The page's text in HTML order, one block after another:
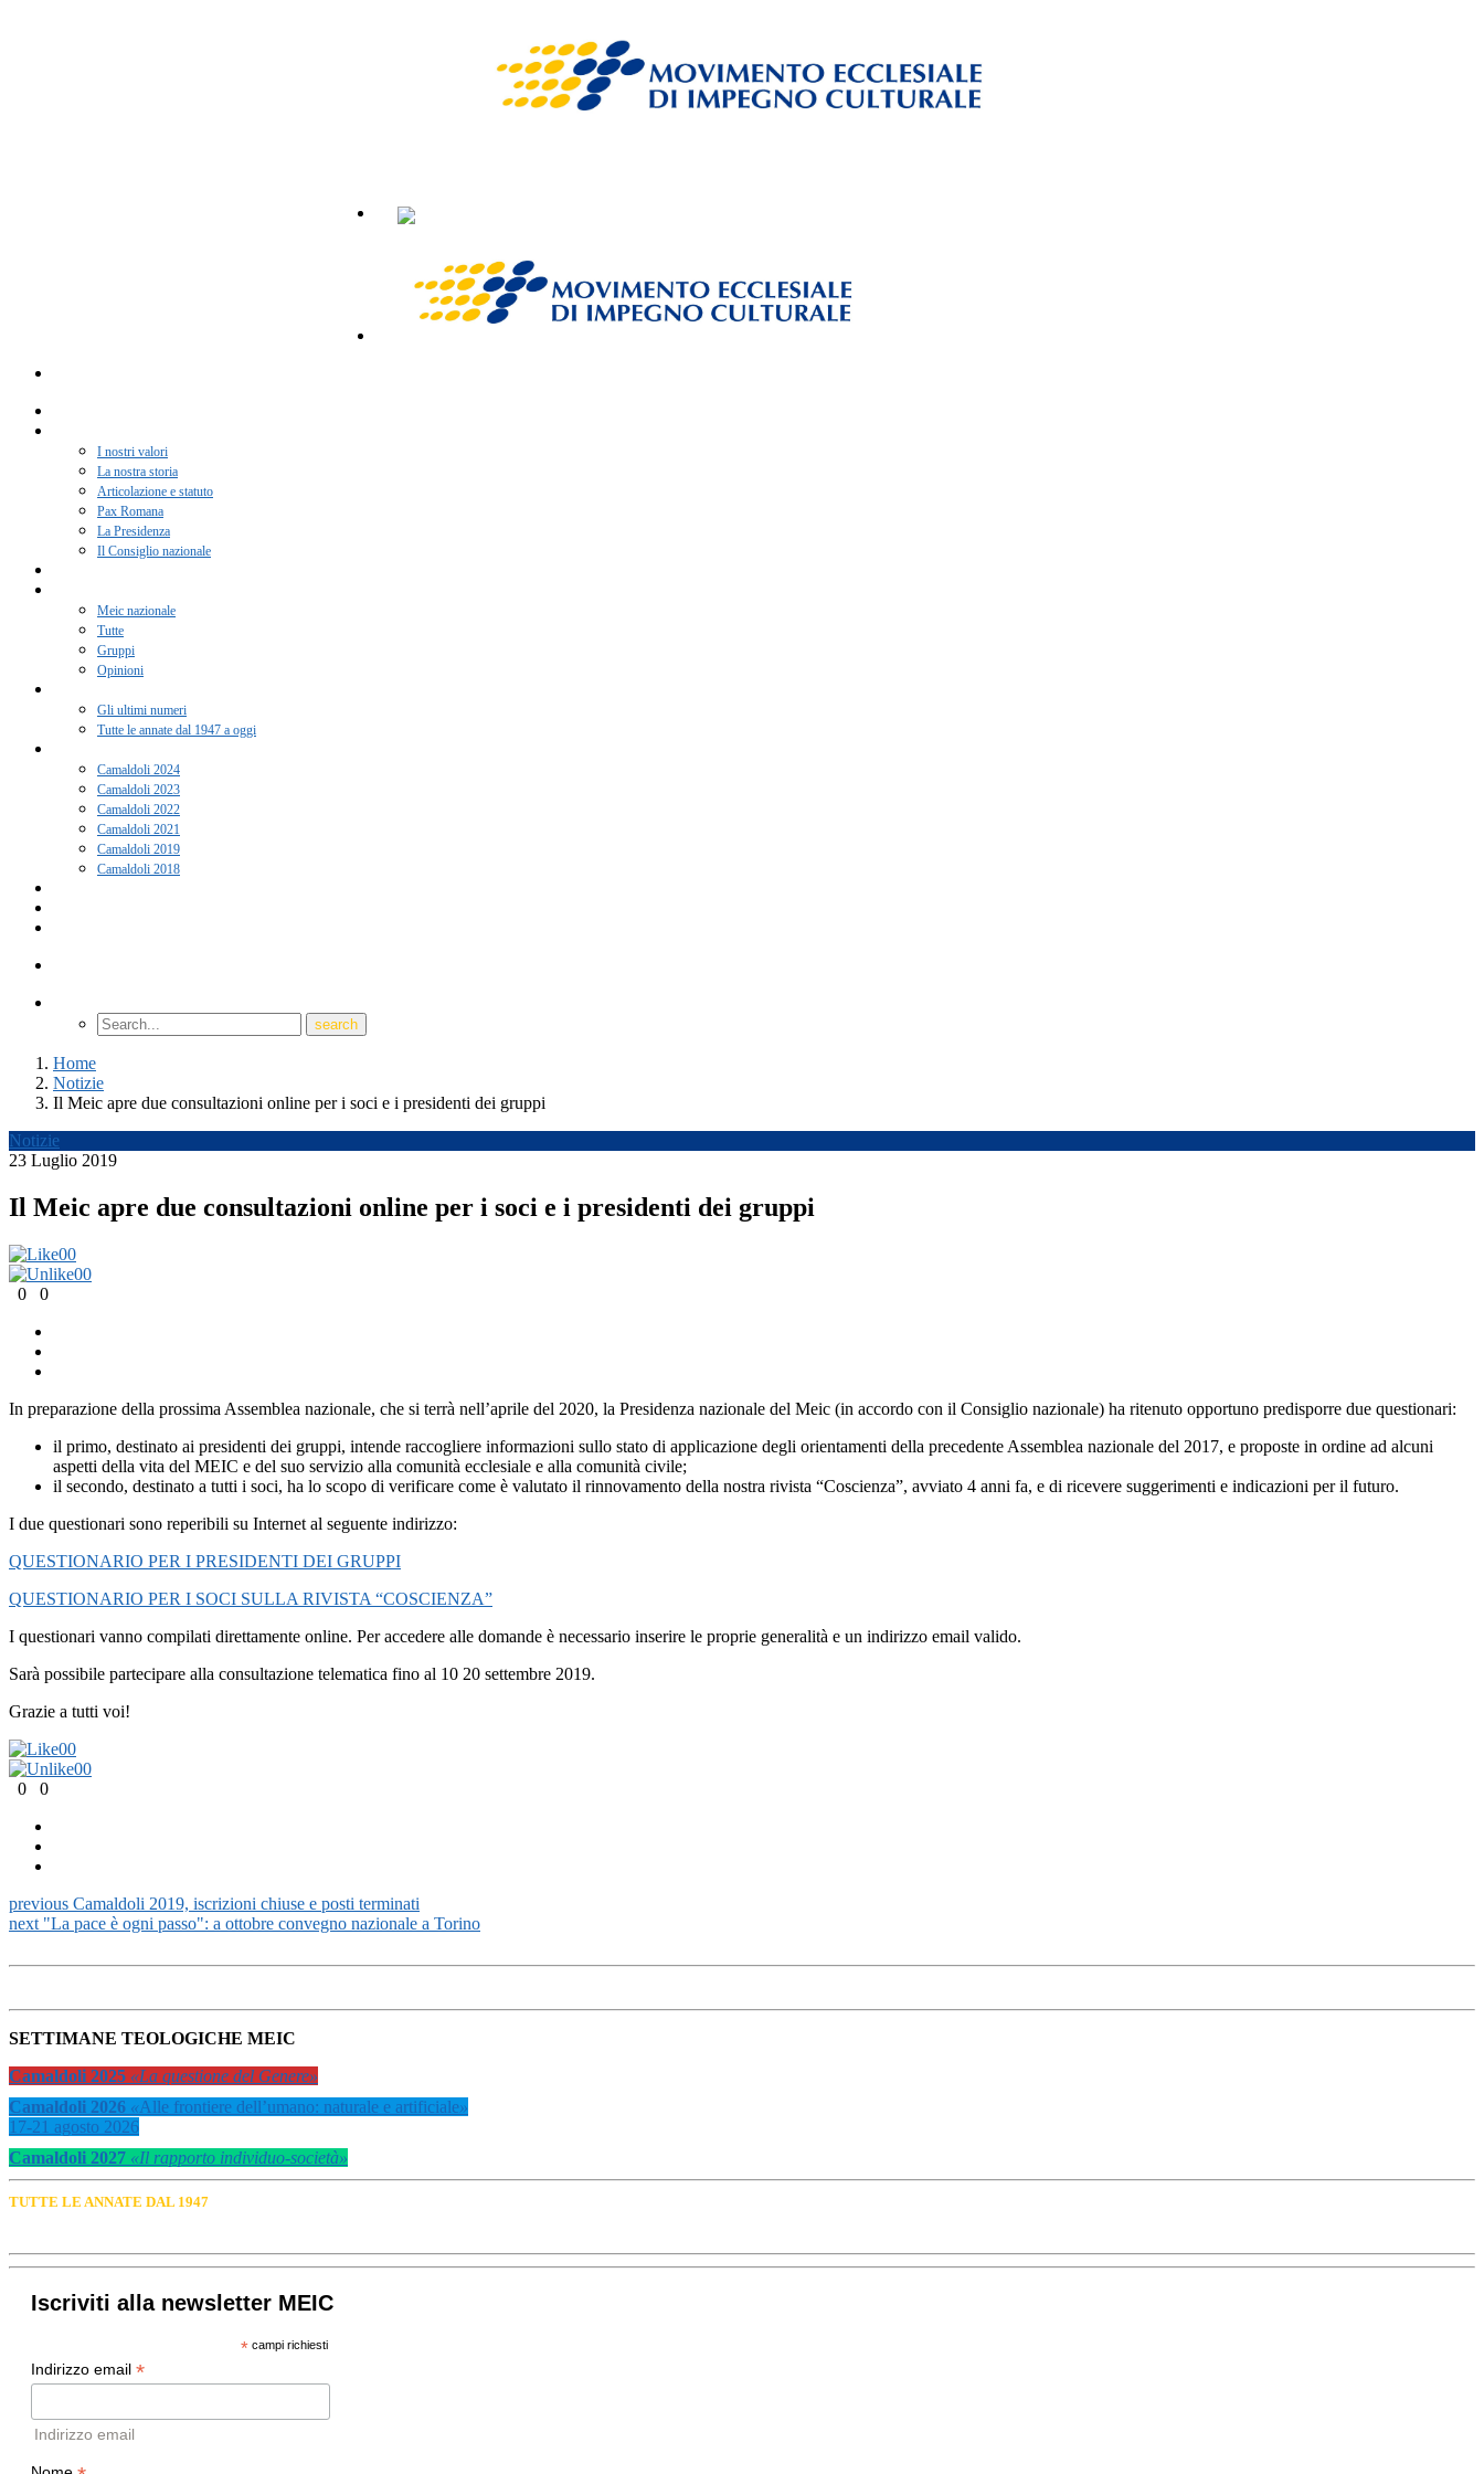
I nostri valori
La nostra storia
Articolazione e statuto
Pax Romana
La Presidenza
Il Consiglio nazionale
Meic nazionale
Tutte
Gruppi
Opinioni
Gli ultimi numeri
Tutte le annate dal 1947 a oggi
Camaldoli 2024
Camaldoli 2023
Camaldoli 2022
Camaldoli 2021
Camaldoli 2019
Camaldoli 2018
Home
Notizie
Il Meic apre due consultazioni online per i soci e i presidenti dei gruppi
Notizie
23 Luglio 2019
Il Meic apre due consultazioni online per i soci e i presidenti dei gruppi
00
00
0
0
In preparazione della prossima Assemblea nazionale, che si terrà nell’aprile del 2020, la Presidenza nazionale del Meic (in accordo con il Consiglio nazionale) ha ritenuto opportuno predisporre due questionari:
il primo, destinato ai presidenti dei gruppi, intende raccogliere informazioni sullo stato di applicazione degli orientamenti della precedente Assemblea nazionale del 2017, e proposte in ordine ad alcuni
aspetti della vita del MEIC e del suo servizio alla comunità ecclesiale e alla comunità civile;
il secondo, destinato a tutti i soci, ha lo scopo di verificare come è valutato il rinnovamento della nostra rivista “Coscienza”, avviato 4 anni fa, e di ricevere suggerimenti e indicazioni per il futuro.
I due questionari sono reperibili su Internet al seguente indirizzo:
QUESTIONARIO PER I PRESIDENTI DEI GRUPPI
QUESTIONARIO PER I SOCI SULLA RIVISTA “COSCIENZA”
I questionari vanno compilati direttamente online. Per accedere alle domande è necessario inserire le proprie generalità e un indirizzo email valido.
Sarà possibile partecipare alla consultazione telematica fino al 10 20 settembre 2019.
Grazie a tutti voi!
00
00
0
0
previous Camaldoli 2019, iscrizioni chiuse e posti terminati
next "La pace è ogni passo": a ottobre convegno nazionale a Torino
SETTIMANE TEOLOGICHE MEIC
Camaldoli 2025 «La questione del Genere»
Camaldoli 2026 «Alle frontiere dell’umano: naturale e artificiale»
17-21 agosto 2026
Camaldoli 2027 «Il rapporto individuo-società»
TUTTE LE ANNATE DAL 1947
Iscriviti alla newsletter MEIC
*campi richiesti
Indirizzo email *
Indirizzo email